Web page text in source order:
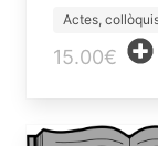
Actes,
15.00€